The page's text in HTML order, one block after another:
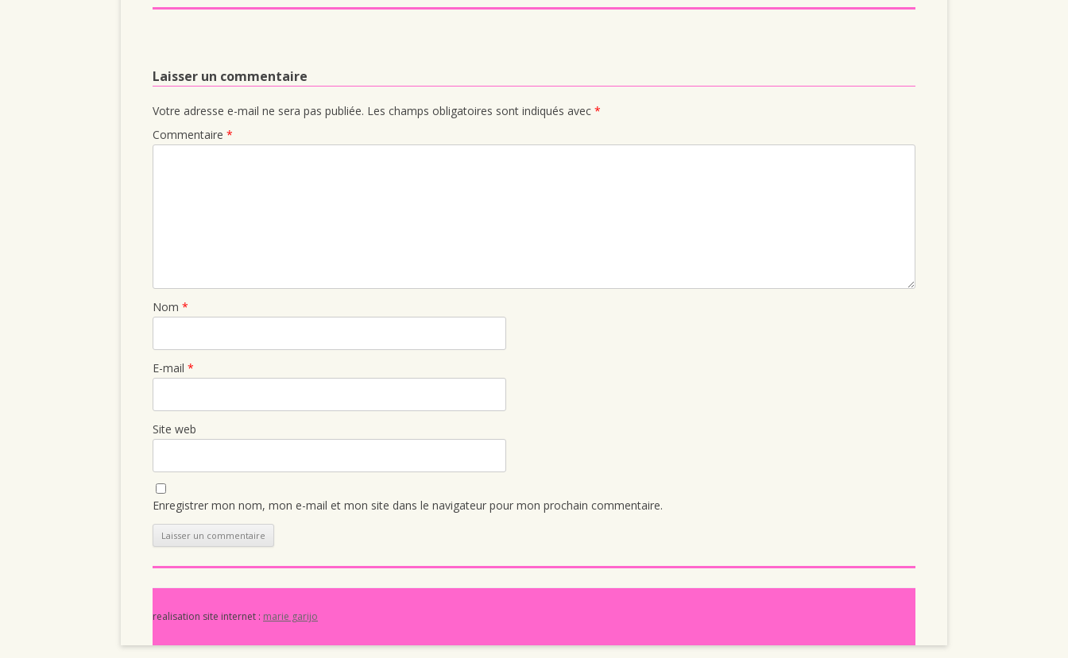
Laisser un commentaire
Votre adresse e-mail ne sera pas publiée. Les champs obligatoires sont indiqués avec *
Commentaire *
Nom *
E-mail *
Site web
Enregistrer mon nom, mon e-mail et mon site dans le navigateur pour mon prochain commentaire.
realisation site internet : marie garijo